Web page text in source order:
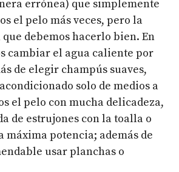
errónea) que simplemente
el pelo más veces, pero la
debemos hacerlo bien. En
cambiar el agua caliente por
de elegir champús suaves,
solo de medios a
el pelo con mucha delicadeza,
de estrujones con la toalla o
máxima potencia; además de
usar planchas o